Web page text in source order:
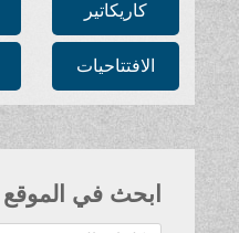
كاريكاتير
الافتتاحيات
ابحث في الموقع